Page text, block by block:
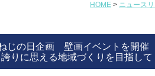
HOME > ニュース
じの日企画 壁画イベントを開催
りに思える地域づくりを目指し